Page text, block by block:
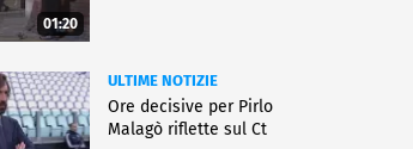
01:20
ULTIME NOTIZIE
Ore decisive per Pirlo
Malagò riflette sul Ct